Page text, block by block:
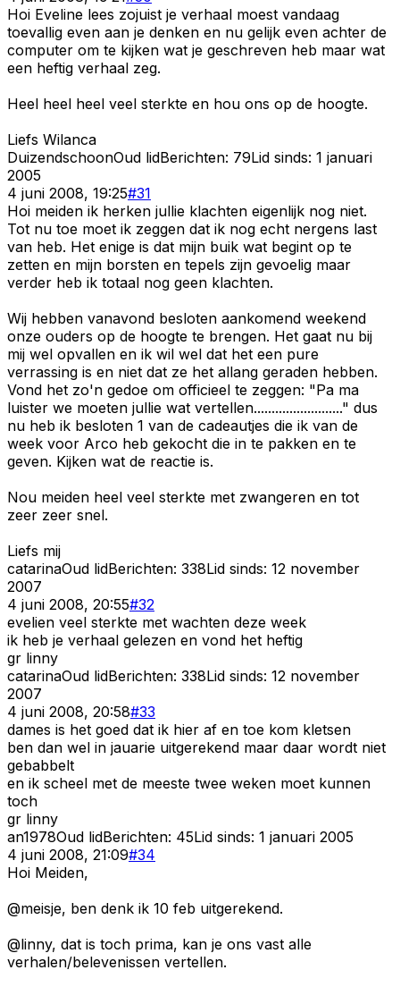
Hoi Eveline lees zojuist je verhaal moest vandaag
toevallig even aan je denken en nu gelijk even achter de
computer om te kijken wat je geschreven heb maar wat
een heftig verhaal zeg.
Heel heel heel veel sterkte en hou ons op de hoogte.
Liefs Wilanca
DuizendschoonOud lidBerichten: 79Lid sinds: 1 januari
2005
4 juni 2008, 19:25#31
Hoi meiden ik herken jullie klachten eigenlijk nog niet.
Tot nu toe moet ik zeggen dat ik nog echt nergens last
van heb. Het enige is dat mijn buik wat begint op te
zetten en mijn borsten en tepels zijn gevoelig maar
verder heb ik totaal nog geen klachten.
Wij hebben vanavond besloten aankomend weekend
onze ouders op de hoogte te brengen. Het gaat nu bij
mij wel opvallen en ik wil wel dat het een pure
verrassing is en niet dat ze het allang geraden hebben.
Vond het zo'n gedoe om officieel te zeggen: "Pa ma
luister we moeten jullie wat vertellen........................." dus
nu heb ik besloten 1 van de cadeautjes die ik van de
week voor Arco heb gekocht die in te pakken en te
geven. Kijken wat de reactie is.
Nou meiden heel veel sterkte met zwangeren en tot
zeer zeer snel.
Liefs mij
catarinaOud lidBerichten: 338Lid sinds: 12 november
2007
4 juni 2008, 20:55#32
evelien veel sterkte met wachten deze week
ik heb je verhaal gelezen en vond het heftig
gr linny
catarinaOud lidBerichten: 338Lid sinds: 12 november
2007
4 juni 2008, 20:58#33
dames is het goed dat ik hier af en toe kom kletsen
ben dan wel in jauarie uitgerekend maar daar wordt niet
gebabbelt
en ik scheel met de meeste twee weken moet kunnen
toch
gr linny
an1978Oud lidBerichten: 45Lid sinds: 1 januari 2005
4 juni 2008, 21:09#34
Hoi Meiden,
@meisje, ben denk ik 10 feb uitgerekend.
@linny, dat is toch prima, kan je ons vast alle
verhalen/belevenissen vertellen.